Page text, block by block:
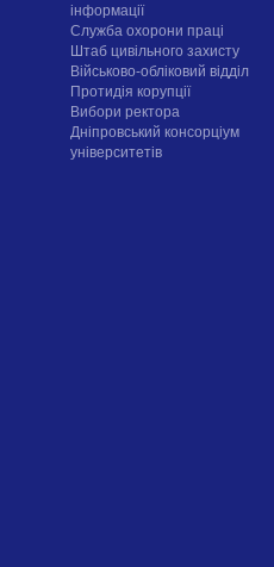
інформації
Служба охорони праці
Штаб цивільного захисту
Військово-обліковий відділ
Протидія корупції
Вибори ректора
Дніпровський консорціум
університетів